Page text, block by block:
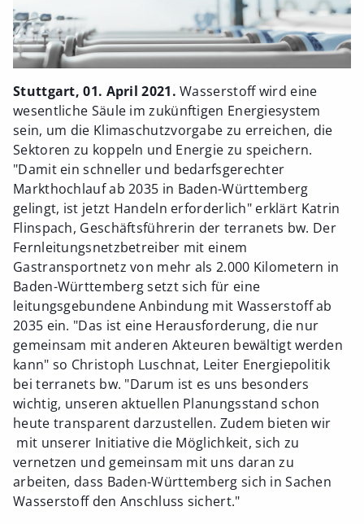
Stuttgart, 01. April 2021.Wasserstoff wird eine
wesentliche Säule im zukünftigen Energiesystem
sein, um die Klimaschutzvorgabe zu erreichen, die
Sektoren zu koppeln und Energie zu speichern.
"Damit ein schneller und bedarfsgerechter
Markthochlauf ab 2035 in Baden-Württemberg
gelingt, ist jetzt Handeln erforderlich" erklärt Katrin
Flinspach, Geschäftsführerin der terranets bw. Der
Fernleitungsnetzbetreiber mit einem
Gastransportnetz von mehr als 2.000 Kilometern in
Baden-Württemberg setzt sich für eine
leitungsgebundene Anbindung mit Wasserstoff ab
2035 ein. "Das ist eine Herausforderung, die nur
gemeinsam mit anderen Akteuren bewältigt werden
kann" so Christoph Luschnat, Leiter Energiepolitik
bei terranets bw. "Darum ist es uns besonders
wichtig, unseren aktuellen Planungsstand schon
heute transparent darzustellen. Zudem bieten wir
mit unserer Initiative die Möglichkeit, sich zu
vernetzen und gemeinsam mit uns daran zu
arbeiten, dass Baden-Württemberg sich in Sachen
Wasserstoff den Anschluss sichert."